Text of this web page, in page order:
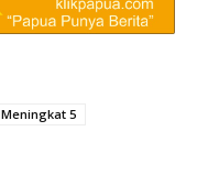
Meningkat 5